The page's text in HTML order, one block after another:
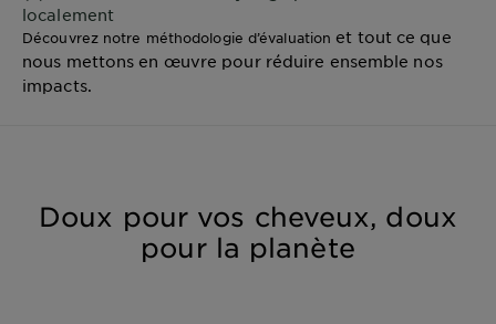
localement
Découvrez notre méthodologie d’évaluation et tout ce que
nous mettons en œuvre pour réduire ensemble nos
impacts.
Doux pour vos cheveux, doux
pour la planète